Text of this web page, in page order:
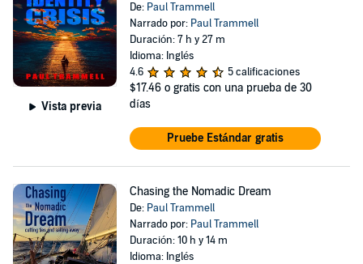
Vista previa
De: Paul Trammell
Narrado por: Paul Trammell
Duración: 7 h y 27 m
Idioma: Inglés
4.6
5 calificaciones
$17.46 o gratis con una prueba de 30
días
Pruebe Estándar gratis
Chasing the Nomadic Dream
De: Paul Trammell
Narrado por: Paul Trammell
Duración: 10 h y 14 m
Idioma: Inglés